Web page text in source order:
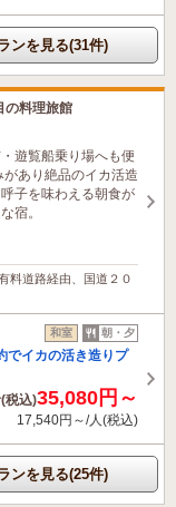
ンを見る(31件)
の料理旅館
遊覧船乗り場へも便
あり絶品のイカ活造
子を味わえる朝食が
宿。
料道路経由、国道２０
和室 朝・夕
でイカの活き造りプ
税込)35,080円～
17,540円～/人(税込)
ンを見る(25件)